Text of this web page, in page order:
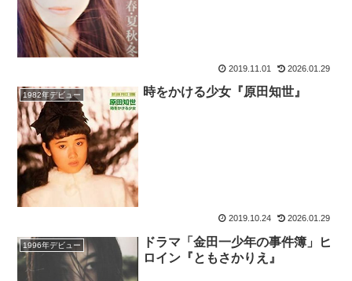
2019.11.01 2026.01.29
1982年デビュー 時をかける少女『原田知世』
2019.10.24 2026.01.29
1996年デビュー
ドラマ「金田一少年の事件簿」ヒ
ロイン『ともさかりえ』